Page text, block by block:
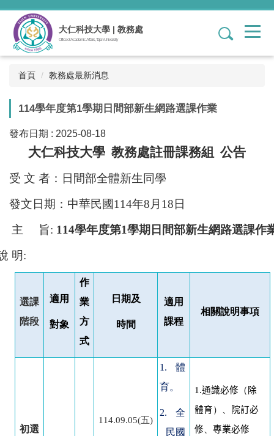
跳
主
要
內
大仁科技大學 | 教務處
Office of Academic Affairs, Tajen University
1
首頁 教務處最新消息
114學年度第1學期日間部新生網路選課作業
發布日期 : 2025-08-18
大仁科技大學 教務處註冊課務組 公告
受 文 者：日間部全體新生同學
發文日期：中華民國114年8月18日
主 旨: 114學年度第1學期日間部新生網路選課作
明:
選課
階段
適用
對象
作
業
方
式
日期及
時間
適用
課程
相關說明事項
初選
114.09.05(五)
1. 體
育。
2. 全
民國
1.通識必修 （ 除
體育）、
院訂必
修
專業必修